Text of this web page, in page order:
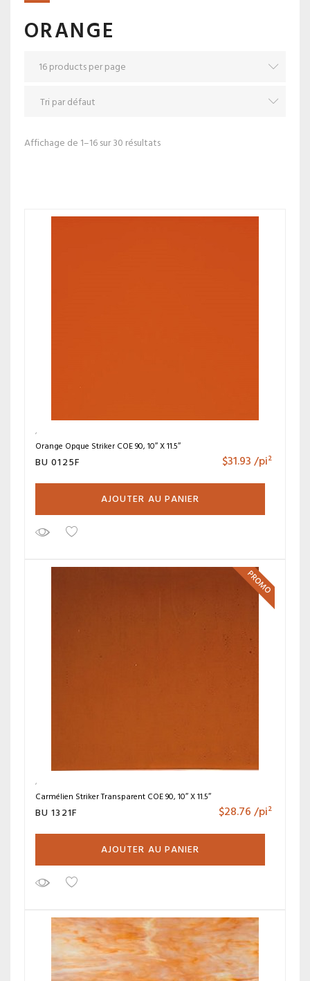
ORANGE
Affichage de 1–16 sur 30 résultats
Orange Opque Striker COE 90, 10″ X 11.5″
BU 0125F $31.93/pi²
AJOUTER AU PANIER
PROMO
Carmélien Striker Transparent COE 90, 10″ X 11.5″
BU 1321F $28.76/pi²
AJOUTER AU PANIER